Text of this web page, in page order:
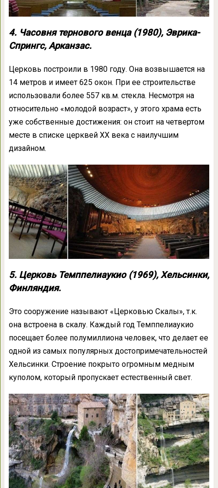
4. Часовня тернового венца (1980), Эврика-
Спрингс, Арканзас.
Церковь построили в 1980 году. Она возвышается на
14 метров и имеет 625 окон. При ее строительстве
использовали более 557 кв.м. стекла. Несмотря на
относительно «молодой возраст», у этого храма есть
уже собственные достижения: он стоит на четвертом
месте в списке церквей ХХ века с наилучшим
дизайном.
5. Церковь Темппелиаукио (1969), Хельсинки,
Финляндия.
Это сооружение называют «Церковью Скалы», т.к.
она встроена в скалу. Каждый год Темппелиаукио
посещает более полумиллиона человек, что делает ее
одной из самых популярных достопримечательностей
Хельсинки. Строение покрыто огромным медным
куполом, который пропускает естественный свет.